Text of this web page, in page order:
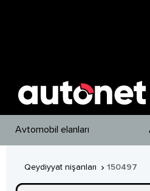
Avtomobil elanları
Qeydiyyat nişanları  150497